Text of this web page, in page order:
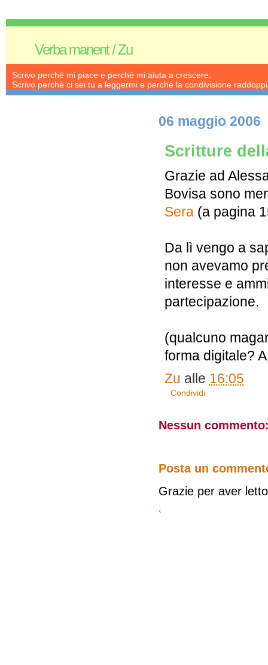
Verba manent / Zu
Scrivo perché mi piace e perché mi aiuta a crescere.
Scrivo perché ci sei tu a leggermi e perché la condivisione
06 maggio 2006
Scritture
Grazie ad
Bovisa sono
Sera(a pagina
Da lì vengo a
non avevamo
interesse e
partecipazione.
(qualcuno
forma digitale?
Zu alle 16:05
Condividi
Nessun
Posta un
Grazie per aver
‹